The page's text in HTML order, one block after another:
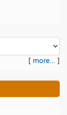
[ more... ]